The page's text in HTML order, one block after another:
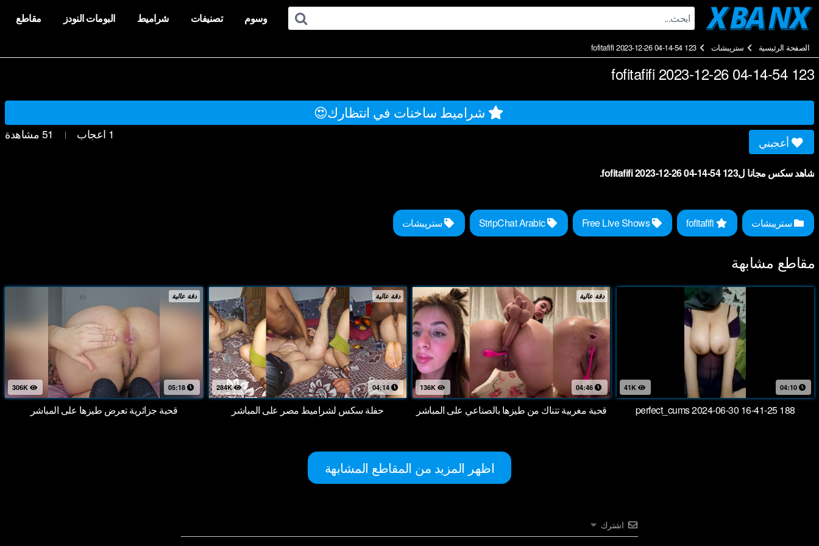
Skip
مقاطع البومات النودز شراميط تصنيفات وسوم
الصفحة الرئيسية ستريبشات fofitafifi 2023-12-26 04-14-54 123
fofitafifi 2023-12-26 04-14-54 123
شراميط ساخنات في انتظارك😍
51 مشاهدة | 1 اعجاب
أعجبني
شاهد سكس مجانا لfofitafifi 2023-12-26 04-14-54 123.
ستريبشات Free Live Shows
StripChat Arabic ستريبشات
مقاطع مشابهة
دقة عالية
05:18
قحبة جزائرية تعرض طيزها على المباشر
دقة عالية
284K 04:14
حفلة سكس لشراميط مصر على المباشر
دقة عالية
04:46
قحبة مغربية تتناك من طيزها بالصناعي على المباشر
41K 04:10
perfect_cums 2024-06-30 16-41-25 188
اظهر المزيد من المقاطع المشابهة
اشترك